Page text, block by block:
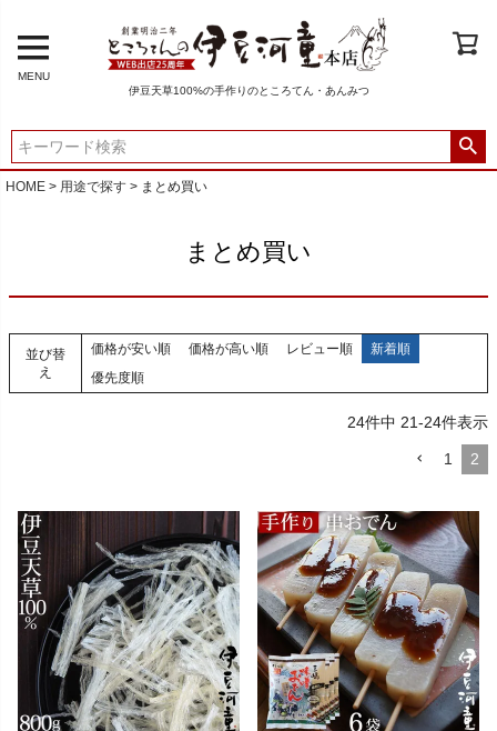
MENU
伊豆天草100%の手作りのところてん・あんみつ
HOME 用途で探す まとめ買い
まとめ買い
並び替
え
価格が安い順 価格が高い順 レビュー順
新着順
優先度順
24件中 21-24件表示
1 2